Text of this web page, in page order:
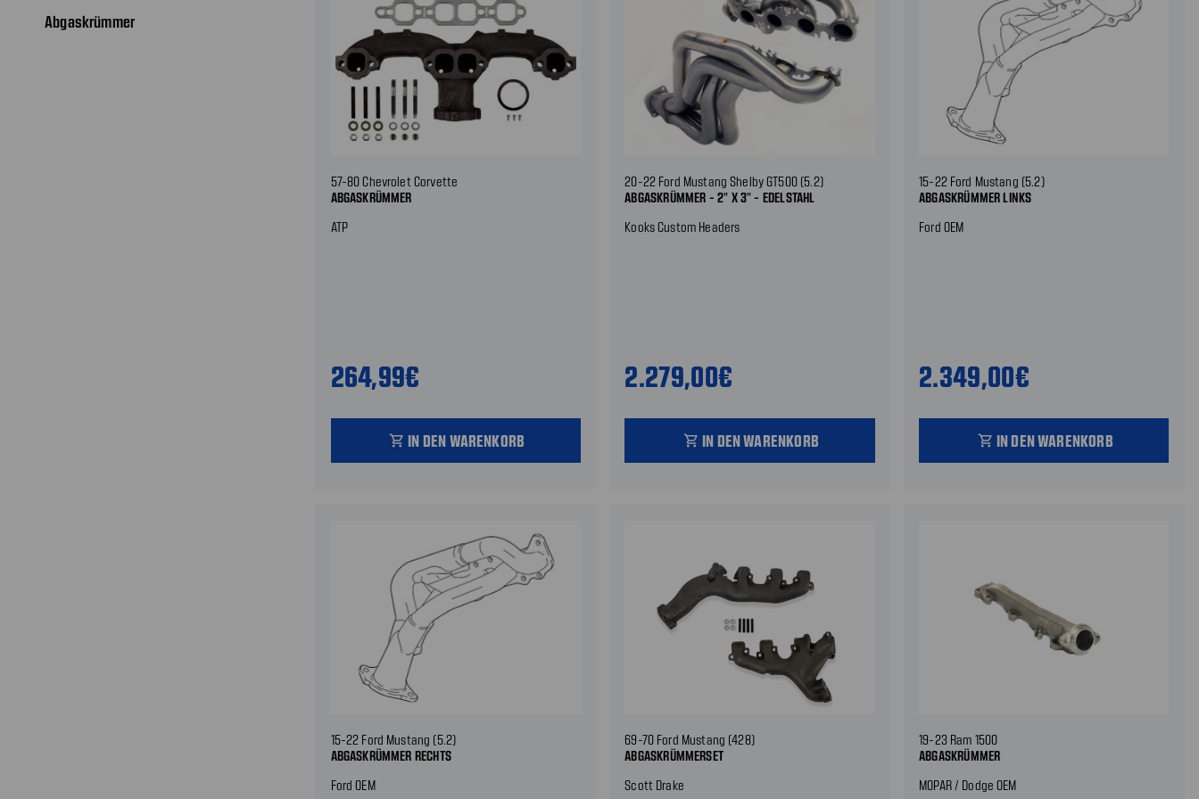
Abgaskrümmer
57-80 Chevrolet Corvette
ABGASKRÜMMER
ATP
264,99€
shopping_cart IN DEN WARENKORB
20-22 Ford Mustang Shelby GT500 (5.2)
ABGASKRÜMMER - 2" X 3" - EDELSTAHL
Kooks Custom Headers
2.279,00€
shopping_cart IN DEN WARENKORB
15-22 Ford Mustang (5.2)
ABGASKRÜMMER LINKS
Ford OEM
2.349,00€
shopping_cart IN DEN WARENKORB
15-22 Ford Mustang (5.2)
ABGASKRÜMMER RECHTS
Ford OEM
69-70 Ford Mustang (428)
ABGASKRÜMMERSET
Scott Drake
19-23 Ram 1500
ABGASKRÜMMER
MOPAR / Dodge OEM